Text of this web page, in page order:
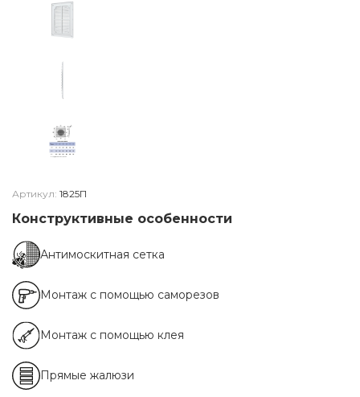
Артикул: 1825П
Конструктивные особенности
Антимоскитная сетка
Монтаж с помощью саморезов
Монтаж с помощью клея
Прямые жалюзи